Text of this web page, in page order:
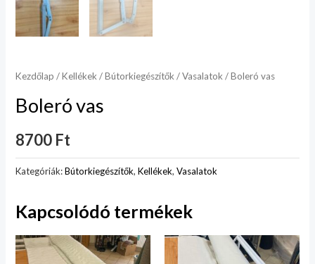
Kezdőlap /Kellékek /Bútorkiegészítők /Vasalatok / Boleró vas
Boleró vas
8700 Ft
Kategóriák:Bútorkiegészítők,Kellékek,Vasalatok
Kapcsolódó termékek